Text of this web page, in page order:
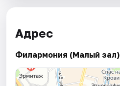
Адрес
Филармония (Малый зал)